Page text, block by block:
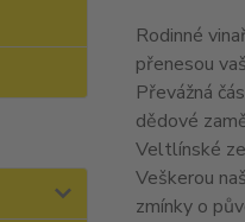
Rodinné
přenesou
Převážná
dědové
Veltlínské
Veškerou
zmínky o